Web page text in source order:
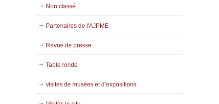
Non classé
Partenaires de l'AJPME
Revue de presse
Table ronde
visites de musées et d’expositions